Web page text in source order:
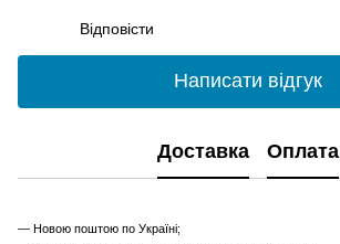
Відповісти
Написати відгук
Доставка Оплата
— Новою поштою по Україні;